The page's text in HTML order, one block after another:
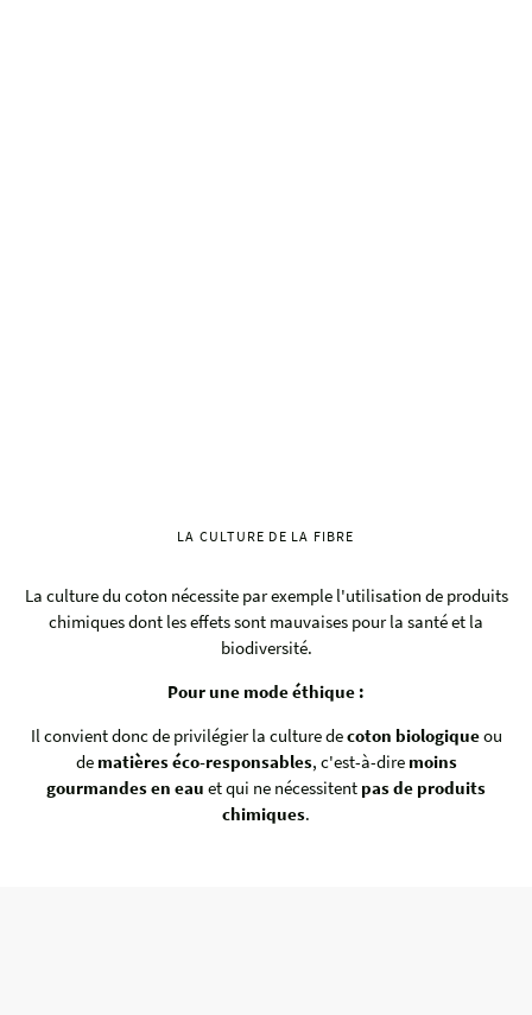
LA CULTURE DE LA FIBRE
La culture du coton nécessite par exemple l'utilisation de produits
chimiques dont les effets sont mauvaises pour la santé et la
biodiversité.
Pour une mode éthique :
Il convient donc de privilégier la culture decoton biologiqueou
de matières éco-responsables, c'est-à-dire moins
gourmandes en eau et qui ne nécessitent pas de produits
chimiques.